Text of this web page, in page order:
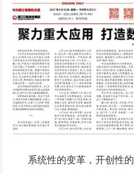
系统性的变革，开创性的